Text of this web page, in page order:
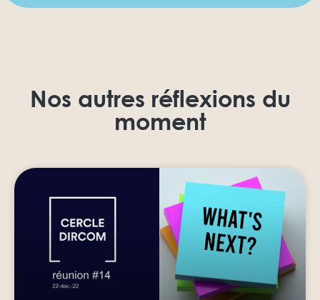
Nos autres réflexions du
moment